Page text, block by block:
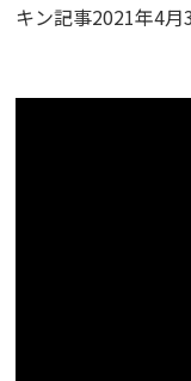
キン記事2021年4月